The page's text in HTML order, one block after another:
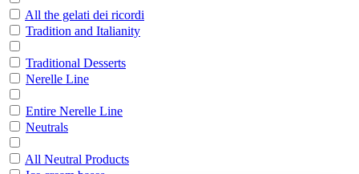
All the gelati dei ricordi
Tradition and Italianity
Traditional Desserts
Nerelle Line
Entire Nerelle Line
Neutrals
All Neutral Products